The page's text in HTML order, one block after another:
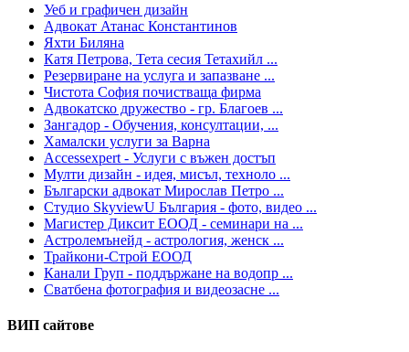
Уеб и графичен дизайн
Адвокат Атанас Константинов
Яхти Биляна
Катя Петрова, Тета сесия Тетахийл ...
Резервиране на услуга и запазване ...
Чистота София почистваща фирма
Адвокатско дружество - гр. Благоев ...
Зангадор - Обучения, консултации, ...
Хамалски услуги за Варна
Accessexpert - Услуги с въжен достъп
Мулти дизайн - идея, мисъл, техноло ...
Български адвокат Мирослав Петро ...
Студио SkyviewU България - фото, видео ...
Магистер Диксит ЕООД - семинари на ...
Астролемънейд - астрология, женск ...
Трайкони-Строй ЕООД
Канали Груп - поддържане на водопр ...
Сватбена фотография и видеозасне ...
ВИП сайтове